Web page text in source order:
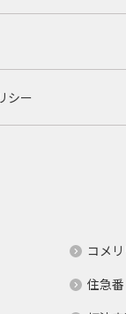
シー
コメ
住急番